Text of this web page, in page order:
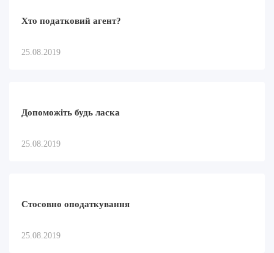
Хто податковий агент?
25.08.2019
Допоможіть будь ласка
25.08.2019
Стосовно оподаткування
25.08.2019